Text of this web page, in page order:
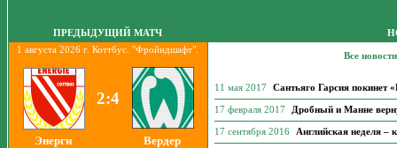
ПРЕДЫДУЩИЙ МАТЧ
1 августа 2026 г. Коттбус. "Фройндшафт".
2:4
Энерги Вердер
Все
11 мая 2017 Сантьяго Гарсия покинет
17 февраля 2017 Дробный и Манне
17 сентября 2016 Английская неделя –